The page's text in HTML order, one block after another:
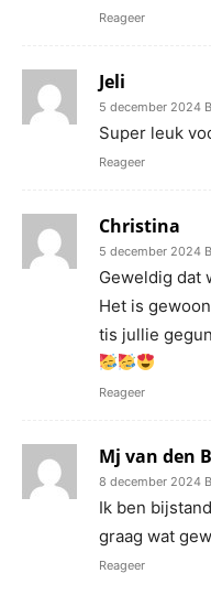
Reageer
Jeli
5 december 2024
Super leuk
Reageer
Christina
5 december 2024
Geweldig dat
Het is
tis jullie
Reageer
Mj van den
8 december 2024
Ik ben
graag wat
Reageer